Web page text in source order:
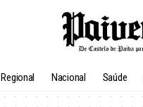
Regional Nacional Saúde